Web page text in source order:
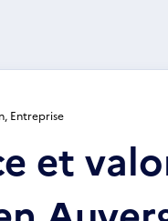
Entreprise
et